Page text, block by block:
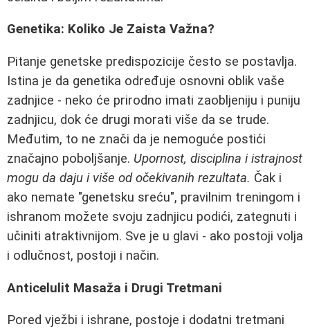
Genetika: Koliko Je Zaista Važna?
Pitanje genetske predispozicije često se postavlja.
Istina je da genetika određuje osnovni oblik vaše
zadnjice - neko će prirodno imati zaobljeniju i puniju
zadnjicu, dok će drugi morati više da se trude.
Međutim, to ne znači da je nemoguće postići
značajno poboljšanje. Upornost, disciplina i istrajnost
mogu da daju i više od očekivanih rezultata. Čak i
ako nemate "genetsku sreću", pravilnim treningom i
ishranom možete svoju zadnjicu podići, zategnuti i
učiniti atraktivnijom. Sve je u glavi - ako postoji volja
i odlučnost, postoji i način.
Anticelulit Masaža i Drugi Tretmani
Pored vježbi i ishrane, postoje i dodatni tretmani